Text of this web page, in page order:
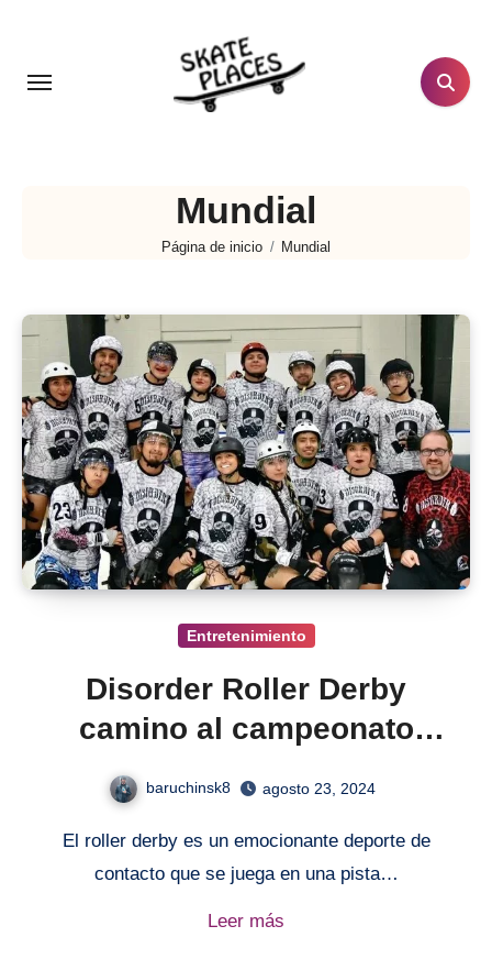
contenido
Mundial
Página de inicio Mundial
Entretenimiento
Disorder Roller Derby
camino al campeonato
mundial en Inglaterra
baruchinsk8 agosto 23, 2024
El roller derby es un emocionante deporte de
contacto que se juega en una pista…
Leer más